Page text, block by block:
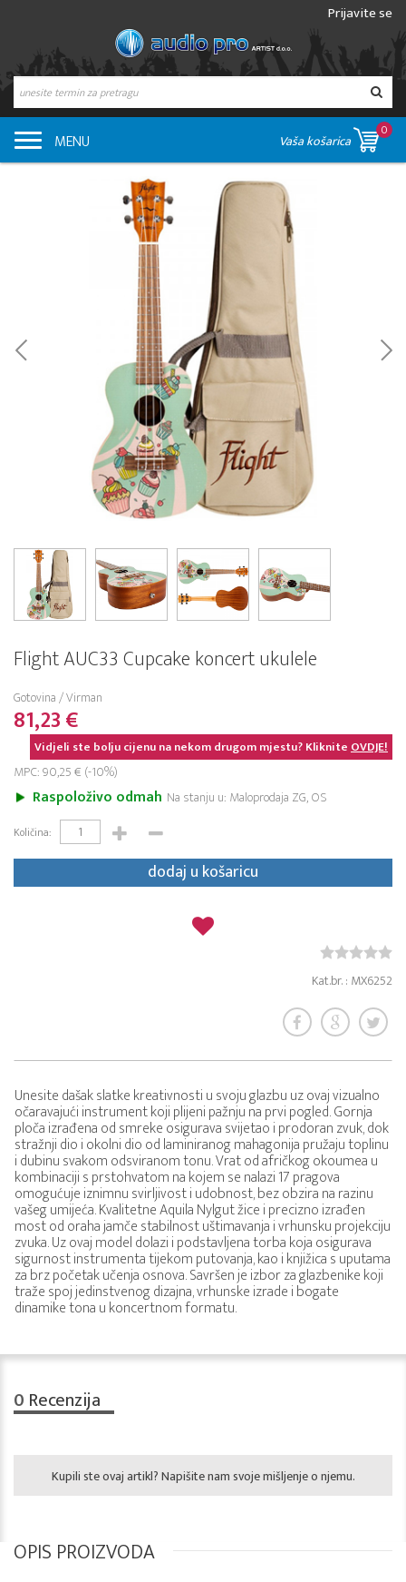
Prijavite se
MENU Vaša košarica
0
Flight AUC33 Cupcake koncert ukulele
Gotovina / Virman
81,23 €
Vidjeli ste bolju cijenu na nekom drugom mjestu? KlikniteOVDJE!
MPC: 90,25 € (-10%)
Raspoloživo odmah Na stanju u: Maloprodaja ZG, OS
Količina:
dodaj u košaricu
Kat.br. : MX6252
Unesite dašak slatke kreativnosti u svoju glazbu uz ovaj vizualno
očaravajući instrument koji plijeni pažnju na prvi pogled. Gornja
ploča izrađena od smreke osigurava svijetao i prodoran zvuk, dok
stražnji dio i okolni dio od laminiranog mahagonija pružaju toplinu
i dubinu svakom odsviranom tonu. Vrat od afričkog okoumea u
kombinaciji s prstohvatom na kojem se nalazi 17 pragova
omogućuje iznimnu svirljivost i udobnost, bez obzira na razinu
vašeg umijeća. Kvalitetne Aquila Nylgut žice i precizno izrađen
most od oraha jamče stabilnost uštimavanja i vrhunsku projekciju
zvuka. Uz ovaj model dolazi i podstavljena torba koja osigurava
sigurnost instrumenta tijekom putovanja, kao i knjižica s uputama
za brz početak učenja osnova. Savršen je izbor za glazbenike koji
traže spoj jedinstvenog dizajna, vrhunske izrade i bogate
dinamike tona u koncertnom formatu.
0 Recenzija
Kupili ste ovaj artikl? Napišite nam svoje mišljenje o njemu.
OPIS PROIZVODA